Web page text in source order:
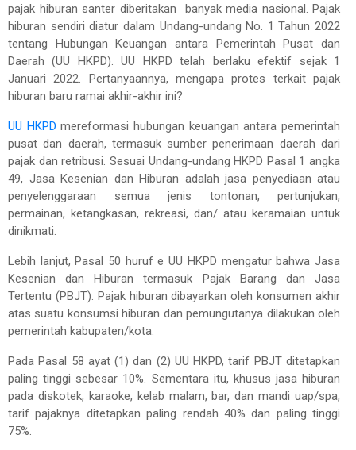
pajak hiburan santer diberitakan banyak media nasional. Pajak
hiburan sendiri diatur dalam Undang-undang No. 1 Tahun 2022
tentang Hubungan Keuangan antara Pemerintah Pusat dan
Daerah (UU HKPD). UU HKPD telah berlaku efektif sejak 1
Januari 2022. Pertanyaannya, mengapa protes terkait pajak
hiburan baru ramai akhir-akhir ini?
UU HKPD mereformasi hubungan keuangan antara pemerintah
pusat dan daerah, termasuk sumber penerimaan daerah dari
pajak dan retribusi. Sesuai Undang-undang HKPD Pasal 1 angka
49, Jasa Kesenian dan Hiburan adalah jasa penyediaan atau
penyelenggaraan semua jenis tontonan, pertunjukan,
permainan, ketangkasan, rekreasi, dan/ atau keramaian untuk
dinikmati.
Lebih lanjut, Pasal 50 huruf e UU HKPD mengatur bahwa Jasa
Kesenian dan Hiburan termasuk Pajak Barang dan Jasa
Tertentu (PBJT). Pajak hiburan dibayarkan oleh konsumen akhir
atas suatu konsumsi hiburan dan pemungutanya dilakukan oleh
pemerintah kabupaten/kota.
Pada Pasal 58 ayat (1) dan (2) UU HKPD, tarif PBJT ditetapkan
paling tinggi sebesar 10%. Sementara itu, khusus jasa hiburan
pada diskotek, karaoke, kelab malam, bar, dan mandi uap/spa,
tarif pajaknya ditetapkan paling rendah 40% dan paling tinggi
75%.